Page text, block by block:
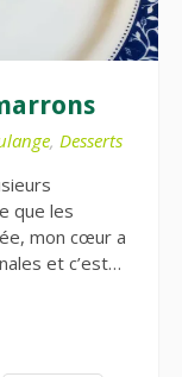
, Desserts
que les
mon cœur a
et c’est…